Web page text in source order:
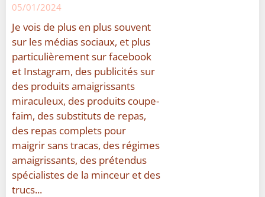
05/01/2024
Je vois de plus en plus souvent
sur les médias sociaux, et plus
particulièrement sur facebook
et Instagram, des publicités sur
des produits amaigrissants
miraculeux, des produits coupe-
faim, des substituts de repas,
des repas complets pour
maigrir sans tracas, des régimes
amaigrissants, des prétendus
spécialistes de la minceur et des
trucs...